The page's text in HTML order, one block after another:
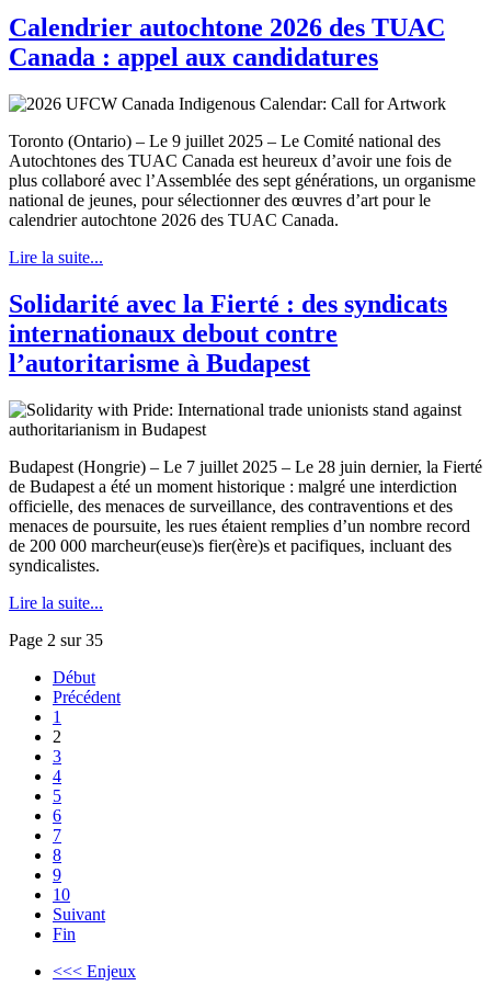
Calendrier autochtone 2026 des TUAC
Canada : appel aux candidatures
Toronto (Ontario) – Le 9 juillet 2025 – Le Comité national des
Autochtones des TUAC Canada est heureux d’avoir une fois de
plus collaboré avec l’Assemblée des sept générations, un organisme
national de jeunes, pour sélectionner des œuvres d’art pour le
calendrier autochtone 2026 des TUAC Canada.
Lire la suite...
Solidarité avec la Fierté : des syndicats
internationaux debout contre
l’autoritarisme à Budapest
Budapest (Hongrie) – Le 7 juillet 2025 – Le 28 juin dernier, la Fierté
de Budapest a été un moment historique : malgré une interdiction
officielle, des menaces de surveillance, des contraventions et des
menaces de poursuite, les rues étaient remplies d’un nombre record
de 200 000 marcheur(euse)s fier(ère)s et pacifiques, incluant des
syndicalistes.
Lire la suite...
Page 2 sur 35
Début
Précédent
1
2
3
4
5
6
7
8
9
10
Suivant
Fin
<<< Enjeux